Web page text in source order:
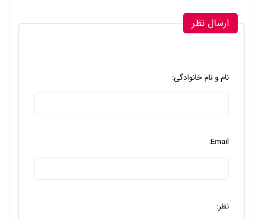
ارسال نظر
نام و نام خانوادگی:
Email:
نظر: